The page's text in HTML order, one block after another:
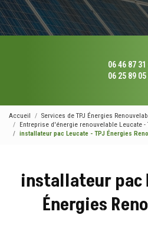
06 46 87 31
06 25 89 05
Accueil
Services de TPJ Énergies
Entreprise d'énergie renouvelable Leucate -
installateur pac Leucate - TPJ Énergies
installateur pac
Énergies